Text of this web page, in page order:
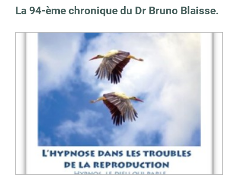
La 94-ème chronique du Dr Bruno Blaisse.